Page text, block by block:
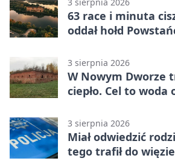
63 race i minuta
oddał hołd
3 sierpnia 2026
W Nowym Dworze
ciepło. Cel to
3 sierpnia 2026
Miał odwiedzić
tego trafił do